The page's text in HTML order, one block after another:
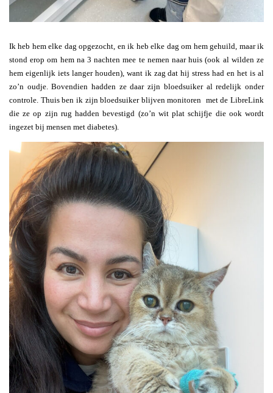
Ik heb hem elke dag opgezocht, en ik heb elke dag om hem gehuild, maar ik
stond erop om hem na 3 nachten mee te nemen naar huis (ook al wilden ze
hem eigenlijk iets langer houden), want ik zag dat hij stress had en het is al
zo’n oudje. Bovendien hadden ze daar zijn bloedsuiker al redelijk onder
controle. Thuis ben ik zijn bloedsuiker blijven monitoren met de LibreLink
die ze op zijn rug hadden bevestigd (zo’n wit plat schijfje die ook wordt
ingezet bij mensen met diabetes).